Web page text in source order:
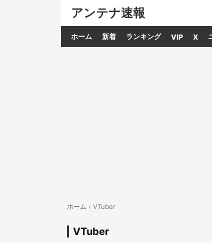
アンテナ速報
ホーム 新着 ランキング VIP X
ホーム › VTuber
VTuber